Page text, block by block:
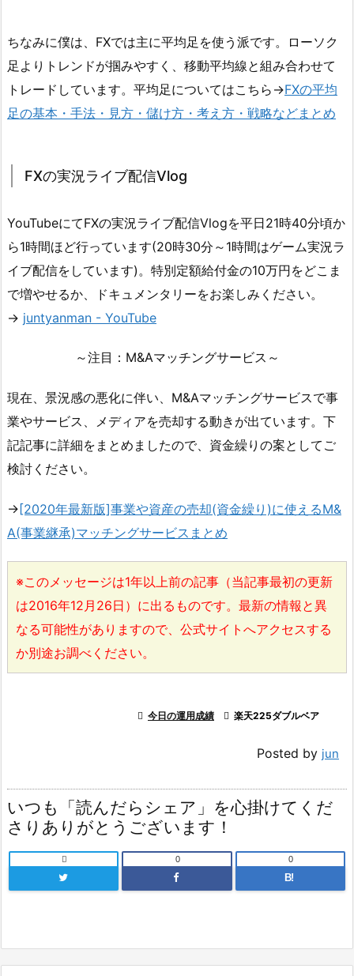
ちなみに僕は、FXでは主に平均足を使う派です。ローソク
足よりトレンドが掴みやすく、移動平均線と組み合わせて
トレードしています。平均足についてはこちら→FXの平均
足の基本・手法・見方・儲け方・考え方・戦略などまとめ
FXの実況ライブ配信Vlog
YouTubeにてFXの実況ライブ配信Vlogを平日21時40分頃か
ら1時間ほど行っています(20時30分～1時間はゲーム実況ラ
イブ配信をしています)。特別定額給付金の10万円をどこま
で増やせるか、ドキュメンタリーをお楽しみください。
→ juntyanman - YouTube
～注目：M&Aマッチングサービス～
現在、景況感の悪化に伴い、M&Aマッチングサービスで事
業やサービス、メディアを売却する動きが出ています。下
記記事に詳細をまとめましたので、資金繰りの案としてご
検討ください。
→ [2020年最新版]事業や資産の売却(資金繰り)に使えるM&
A(事業継承)マッチングサービスまとめ
※このメッセージは1年以上前の記事（当記事最初の更新
は2016年12月26日）に出るものです。最新の情報と異
なる可能性がありますので、公式サイトへアクセスする
か別途お調べください。
 今日の運用成績  楽天225ダブルベア
Posted by jun
いつも「読んだらシェア」を心掛けてくだ
さりありがとうございます！
 0
B!
0